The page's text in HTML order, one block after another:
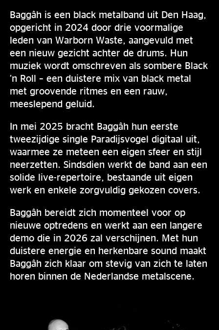
Baggâh is een black metalband uit Den Haag,
opgericht in 2024 door drie voormalige
leden van Warborn Waste, aangevuld met
een nieuw gezicht achter de drums. Hun
muziek wordt omschreven als sombere Black
’n Roll – een duistere mix van black metal
met groovende ritmes en een rauw,
meeslepend geluid.
In mei 2025 bracht Baggâh hun eerste
tweezijdige single Paradijsvogel digitaal uit,
waarmee ze meteen een eigen sfeer en stijl
neerzetten. Sindsdien werkt de band aan een
solide live-repertoire, bestaande uit eigen
werk en enkele zorgvuldig gekozen covers.
Baggâh bereidt zich momenteel voor op
nieuwe optredens en werkt aan een langere
demo die in 2026 zal verschijnen. Met hun
duistere energie en herkenbare sound maakt
Baggâh zich klaar om stevig van zich te laten
horen binnen de Nederlandse metalscene.